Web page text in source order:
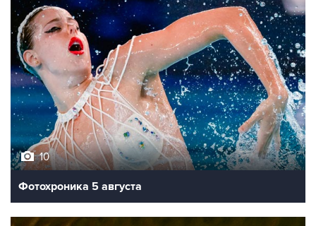
10
Фотохроника 5 августа